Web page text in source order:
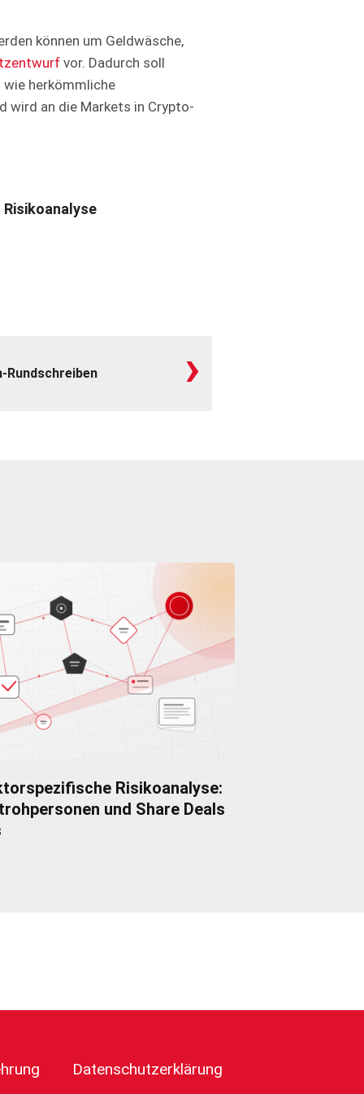
können um Geldwäsche,
vor. Dadurch soll
herkömmliche
wird an die Markets in Crypto-
Risikoanalyse
Rundschreiben ›
Risikoanalyse:
und Share Deals
Datenschutzerklärung